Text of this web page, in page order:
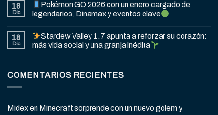
18
Dic
Pokémon GO 2026 con un enero cargado de
legendarios, Dinamax y eventos clave
18
Dic
Stardew Valley 1.7 apunta a reforzar su corazón:
más vida social y una granja inédita
COMENTARIOS RECIENTES
Midexen Minecraft sorprende con un nuevo gólem y